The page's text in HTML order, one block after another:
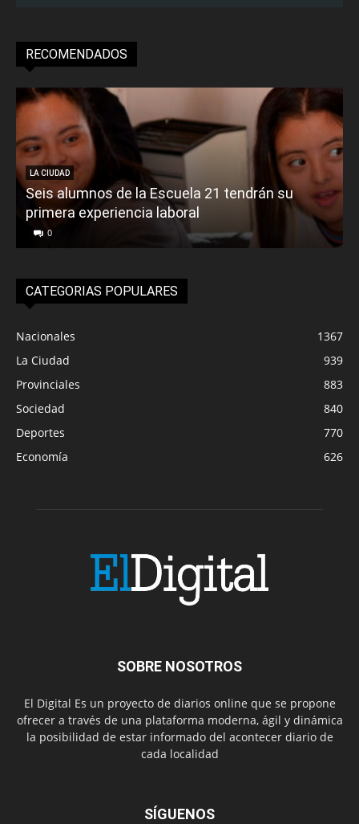
RECOMENDADOS
LA CIUDAD
Seis alumnos de la Escuela 21 tendrán su
primera experiencia laboral
0
CATEGORIAS POPULARES
Nacionales
1367
La Ciudad
939
Provinciales
883
Sociedad
840
Deportes
770
Economía
626
SOBRE NOSOTROS
El Digital Es un proyecto de diarios online que se propone
ofrecer a través de una plataforma moderna, ágil y dinámica
la posibilidad de estar informado del acontecer diario de
cada localidad
SÍGUENOS